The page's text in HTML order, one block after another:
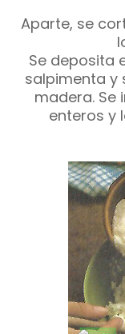
Aparte, se
Se deposita
salpimenta y
madera. Se
enteros y